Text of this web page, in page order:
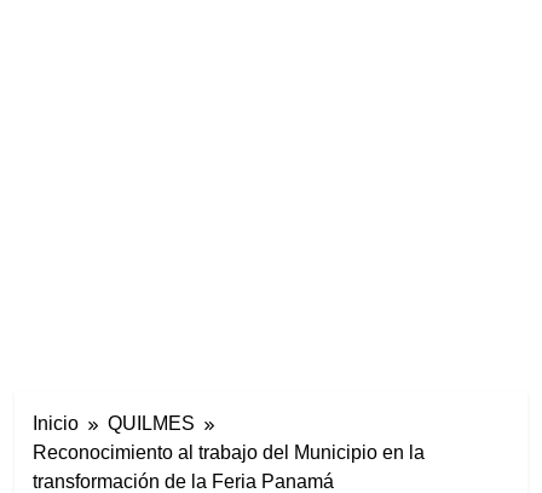
Inicio
QUILMES
Reconocimiento al trabajo del Municipio en la
transformación de la Feria Panamá